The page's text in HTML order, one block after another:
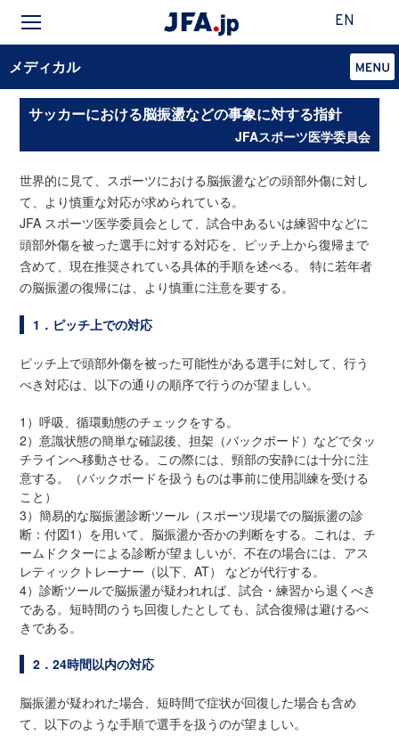
EN
メディカル
サッカーにおける脳振盪などの事象に対する指針
JFAスポーツ医学委員会
世界的に見て、スポーツにおける脳振盪などの頭部外傷に対し
て、より慎重な対応が求められている。
JFA スポーツ医学委員会として、試合中あるいは練習中などに
頭部外傷を被った選手に対する対応を、ピッチ上から復帰まで
含めて、現在推奨されている具体的手順を述べる。 特に若年者
の脳振盪の復帰には、より慎重に注意を要する。
1．ピッチ上での対応
ピッチ上で頭部外傷を被った可能性がある選手に対して、行う
べき対応は、以下の通りの順序で行うのが望ましい。
1）呼吸、循環動態のチェックをする。
2）意識状態の簡単な確認後、担架（バックボード）などでタッ
チラインへ移動させる。この際には、頸部の安静には十分に注
意する。（バックボードを扱うものは事前に使用訓練を受ける
こと）
3）簡易的な脳振盪診断ツール（スポーツ現場での脳振盪の診
断：付図1）を用いて、脳振盪か否かの判断をする。これは、チ
ームドクターによる診断が望ましいが、不在の場合には、アス
レティックトレーナー（以下、AT） などが代行する。
4）診断ツールで脳振盪が疑われれば、試合・練習から退くべき
である。短時間のうち回復したとしても、試合復帰は避けるべ
きである。
2．24時間以内の対応
脳振盪が疑われた場合、短時間で症状が回復した場合も含め
て、以下のような手順で選手を扱うのが望ましい。